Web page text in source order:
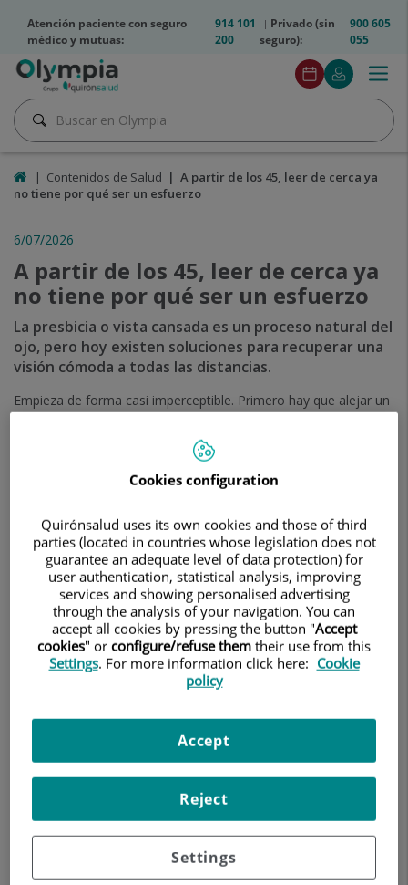
olympia2-
telfs
914 101
200
Atención paciente con seguro
médico y mutuas:
900 605
055
Privado (sin
seguro):
Buscar
Buscar
Olympia2
btn
Pedir
Pedir
cita
Mi
Menú
InicioContenidos de Salud
A partir de los 45, leer de cerca ya
no tiene por qué ser un esfuerzo
6/07/2026
A partir de los 45, leer de cerca ya
no tiene por qué ser un esfuerzo
La presbicia o vista cansada es un proceso natural del
ojo, pero hoy existen soluciones para recuperar una
visión cómoda a todas las distancias.
Empieza de forma casi imperceptible. Primero hay que alejar un
carta del restaurante con poca luz. Más adelante llegan los
dolores de cabeza tras pasar tiempo leyendo o trabajando
delante del ordenador.
de 45 años.
La llamada presbicia o vista cansada forma parte del
envejecimiento natural del ojo, pero hoy ya no significa
resignarse a depender constantemente de gafas de cerca.
"El cristalino pierde elasticidad con los años y eso impide
enfocar correctamente los objetos cercanos", explica el Dr.
Alfredo Castillo, jefe de Servicio de Oftalmología de Olympia
Quirónsalud.
Según datos manejados por los especialistas, más del 80% de
Cuando leer empieza a convertirse en un esfuerzo
Muchas personas tardan en identificar el problema porque los
síntomas aparecen de manera progresiva.
Necesidad de alejar el móvil o el libro para enfocar
Visión borrosa de cerca
Fatiga visual
Cookies configuration
Quirónsalud uses its own cookies and those of third
parties (located in countries whose legislation does not
guarantee an adequate level of data protection) for
user authentication, statistical analysis, improving
services and showing personalised advertising
through the analysis of your navigation. You can
accept all cookies by pressing the button "Accept
cookies" or configure/refuse them their use from this
Settings. For more information click here: Cookie
policy
Settings
Reject
Accept